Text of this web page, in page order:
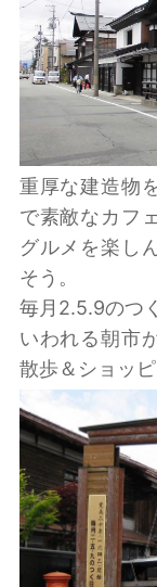
重厚な建造物
で素敵なカフ
グルメを楽し
そう。
毎月2.5.9のつ
いわれる朝市
散歩＆ショッ